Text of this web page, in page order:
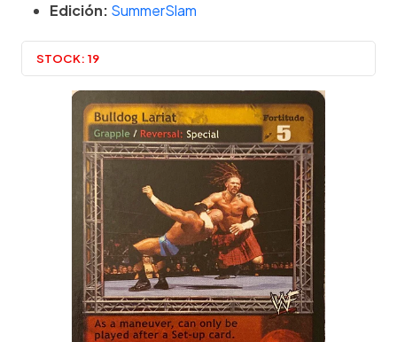
Edición: SummerSlam
STOCK: 19